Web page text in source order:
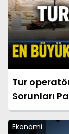
Tur
Sorunları
Ekonomi